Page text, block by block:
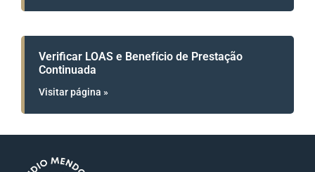
Verificar LOAS e Benefício de Prestação
Continuada
Visitar página »